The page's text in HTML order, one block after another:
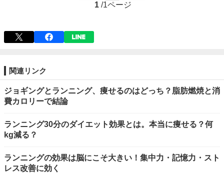
1 /1ページ
関連リンク
ジョギングとランニング、痩せるのはどっち？脂肪燃焼と消
費カロリーで結論
ランニング30分のダイエット効果とは。本当に痩せる？何
kg減る？
ランニングの効果は脳にこそ大きい！集中力・記憶力・スト
レス改善に効く